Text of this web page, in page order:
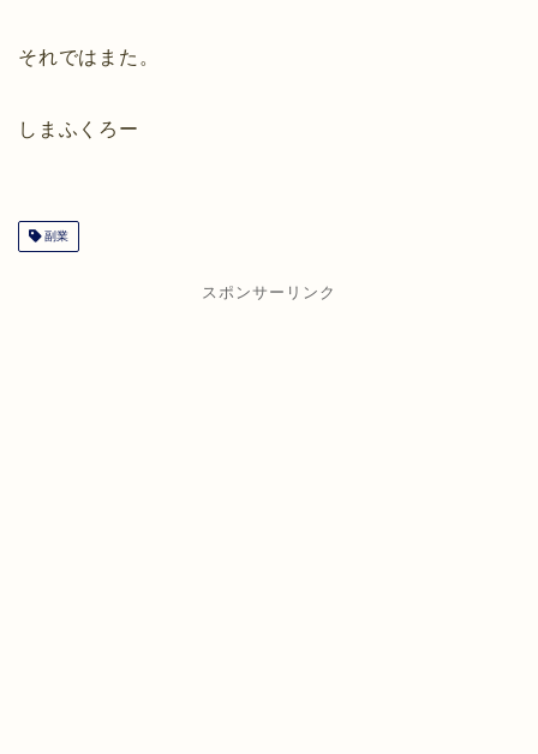
それではまた。
しまふくろー
副業
スポンサーリンク